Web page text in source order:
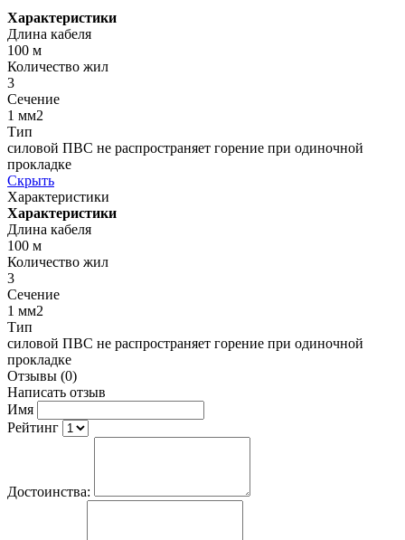
Характеристики
Длина кабеля
100 м
Количество жил
3
Сечение
1 мм2
Тип
силовой ПВС не распространяет горение при одиночной
прокладке
Скрыть
Характеристики
Характеристики
Длина кабеля
100 м
Количество жил
3
Сечение
1 мм2
Тип
силовой ПВС не распространяет горение при одиночной
прокладке
Отзывы (0)
Написать отзыв
Имя
Рейтинг
Достоинства: